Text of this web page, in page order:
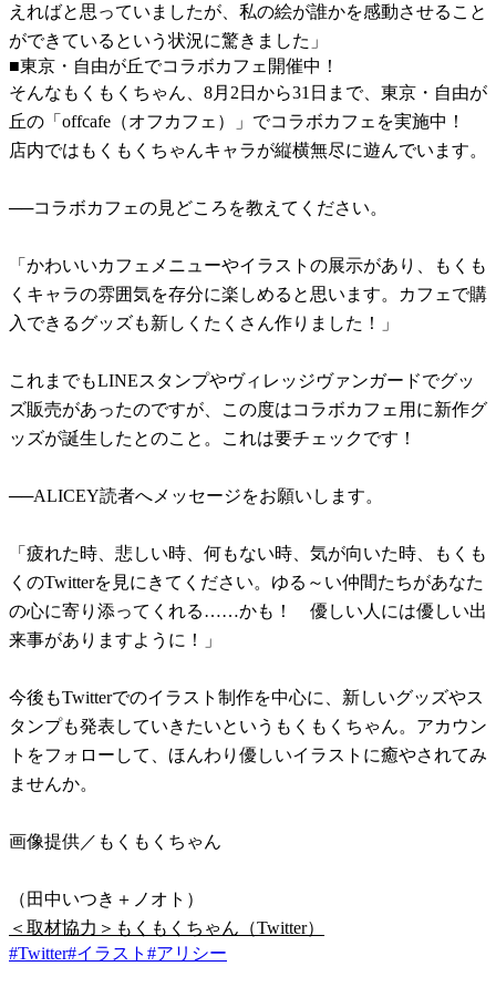
えればと思っていましたが、私の絵が誰かを感動させること
ができているという状況に驚きました」
■東京・自由が丘でコラボカフェ開催中！
そんなもくもくちゃん、8月2日から31日まで、東京・自由が
丘の「offcafe（オフカフェ）」でコラボカフェを実施中！
店内ではもくもくちゃんキャラが縦横無尽に遊んでいます。
──コラボカフェの見どころを教えてください。
「かわいいカフェメニューやイラストの展示があり、もくも
くキャラの雰囲気を存分に楽しめると思います。カフェで購
入できるグッズも新しくたくさん作りました！」
これまでもLINEスタンプやヴィレッジヴァンガードでグッ
ズ販売があったのですが、この度はコラボカフェ用に新作グ
ッズが誕生したとのこと。これは要チェックです！
──ALICEY読者へメッセージをお願いします。
「疲れた時、悲しい時、何もない時、気が向いた時、もくも
くのTwitterを見にきてください。ゆる～い仲間たちがあなた
の心に寄り添ってくれる……かも！ 優しい人には優しい出
来事がありますように！」
今後もTwitterでのイラスト制作を中心に、新しいグッズやス
タンプも発表していきたいというもくもくちゃん。アカウン
トをフォローして、ほんわり優しいイラストに癒やされてみ
ませんか。
画像提供／もくもくちゃん
（田中いつき＋ノオト）
＜取材協力＞もくもくちゃん（Twitter）
#Twitter#イラスト #アリシー